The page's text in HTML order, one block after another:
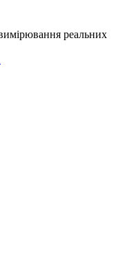
реальних